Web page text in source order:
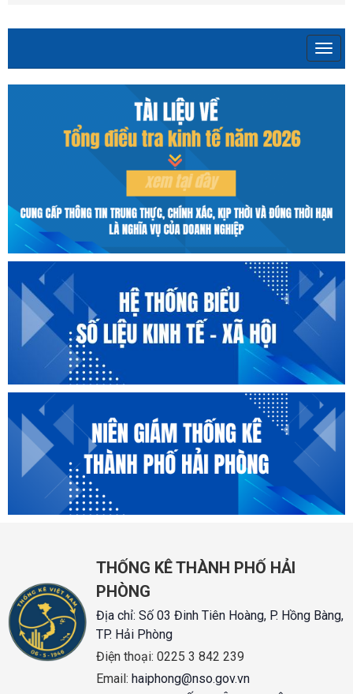
THỐNG KÊ THÀNH PHỐ HẢI
PHÒNG
Địa chỉ: Số 03 Đinh Tiên Hoàng, P. Hồng Bàng,
TP. Hải Phòng
Điện thoại: 0225 3 842 239
Email: haiphong@nso.gov.vn